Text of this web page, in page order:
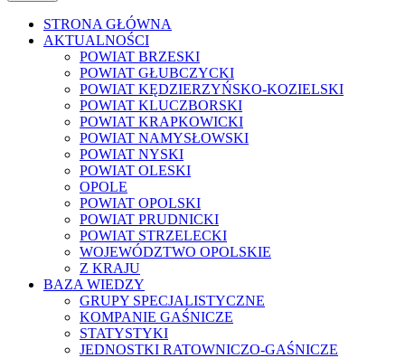
STRONA GŁÓWNA
AKTUALNOŚCI
POWIAT BRZESKI
POWIAT GŁUBCZYCKI
POWIAT KĘDZIERZYŃSKO-KOZIELSKI
POWIAT KLUCZBORSKI
POWIAT KRAPKOWICKI
POWIAT NAMYSŁOWSKI
POWIAT NYSKI
POWIAT OLESKI
OPOLE
POWIAT OPOLSKI
POWIAT PRUDNICKI
POWIAT STRZELECKI
WOJEWÓDZTWO OPOLSKIE
Z KRAJU
BAZA WIEDZY
GRUPY SPECJALISTYCZNE
KOMPANIE GAŚNICZE
STATYSTYKI
JEDNOSTKI RATOWNICZO-GAŚNICZE